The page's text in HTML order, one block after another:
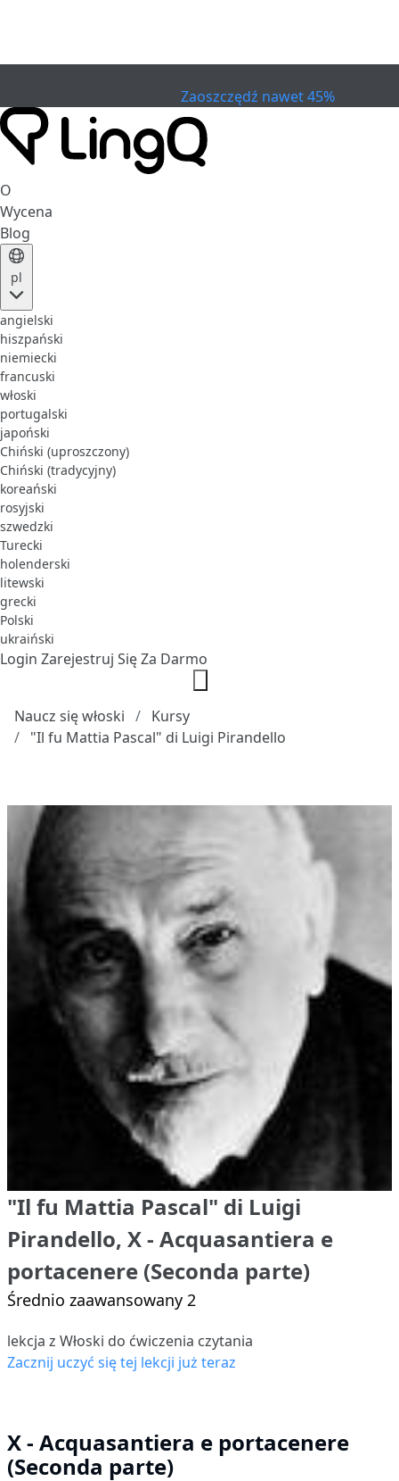
Zaoszczędź nawet 45%
O
Wycena
Blog
pl
angielski
hiszpański
niemiecki
francuski
włoski
portugalski
japoński
Chiński (uproszczony)
Chiński (tradycyjny)
koreański
rosyjski
szwedzki
Turecki
holenderski
litewski
grecki
Polski
ukraiński
Login Zarejestruj Się Za Darmo
Naucz się włoski
Kursy
"Il fu Mattia Pascal" di Luigi Pirandello
"Il fu Mattia Pascal" di Luigi
Pirandello, X - Acquasantiera e
portacenere (Seconda parte)
Średnio zaawansowany 2
lekcja z Włoski do ćwiczenia czytania
Zacznij uczyć się tej lekcji już teraz
X - Acquasantiera e portacenere
(Seconda parte)